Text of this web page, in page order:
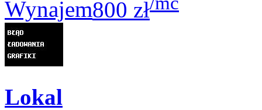
Wynajem800 zł
Lokal